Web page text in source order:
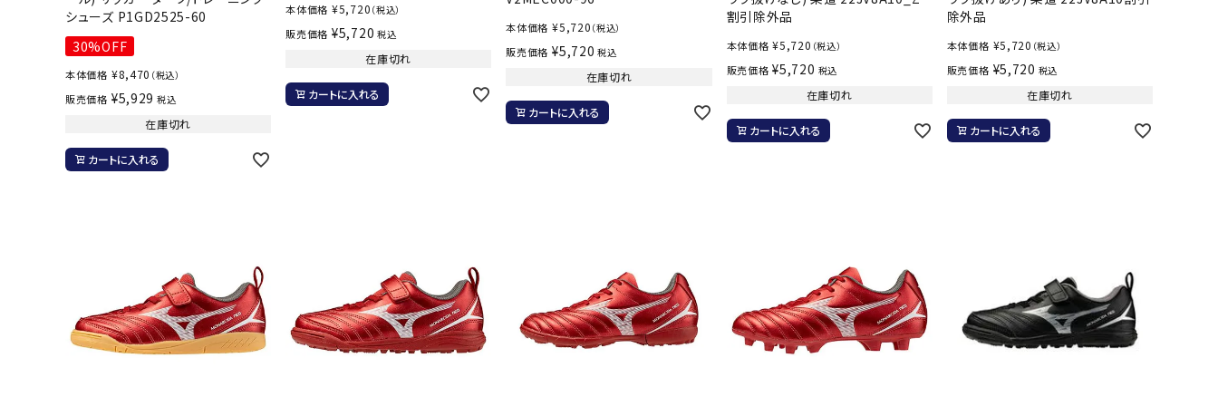
シューズ P1GD2525-60
30%OFF
本体価格 ¥8,470 （税込）
販売価格 ¥5,929 税込
在庫切れ
カートに入れる
本体価格 ¥5,720 （税込）
販売価格 ¥5,720 税込
在庫切れ
カートに入れる
本体価格 ¥5,720 （税込）
販売価格 ¥5,720 税込
在庫切れ
カートに入れる
割引除外品
本体価格 ¥5,720 （税込）
販売価格 ¥5,720 税込
在庫切れ
カートに入れる
除外品
本体価格 ¥5,720 （税込）
販売価格 ¥5,720 税込
在庫切れ
カートに入れる